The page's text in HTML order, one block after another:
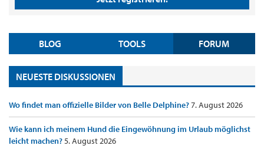
BLOG TOOLS FORUM
NEUESTE DISKUSSIONEN
Wo findet man offizielle Bilder von Belle Delphine?7. August 2026
Wie kann ich meinem Hund die Eingewöhnung im Urlaub möglichst
leicht machen?5. August 2026